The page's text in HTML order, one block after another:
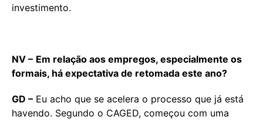
investimento.
NV – Em relação aos empregos, especialmente os
formais, há expectativa de retomada este ano?
GD – Eu acho que se acelera o processo que já está
havendo. Segundo o CAGED, começou com uma